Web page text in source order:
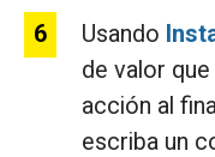
Usando
de valor que
acción al
escriba un